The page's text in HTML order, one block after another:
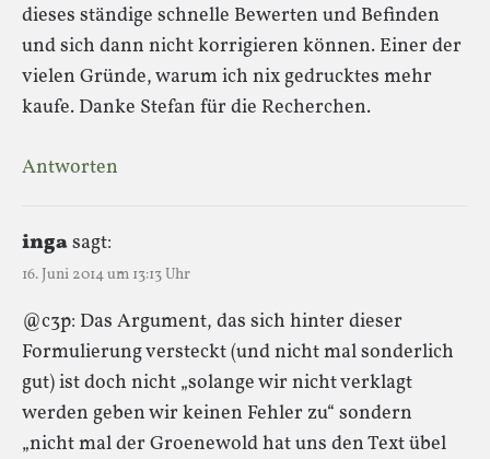
dieses ständige schnelle Bewerten und Befinden
und sich dann nicht korrigieren können. Einer der
vielen Gründe, warum ich nix gedrucktes mehr
kaufe. Danke Stefan für die Recherchen.
Antworten
ingasagt:
16. Juni 2014 um 13:13 Uhr
@c3p: Das Argument, das sich hinter dieser
Formulierung versteckt (und nicht mal sonderlich
gut) ist doch nicht „solange wir nicht verklagt
werden geben wir keinen Fehler zu“ sondern
„nicht mal der Groenewold hat uns den Text übel